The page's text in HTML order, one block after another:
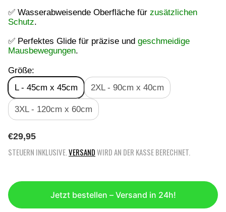
✅ Wasserabweisende Oberfläche für zusätzlichen
Schutz.
✅ Perfektes Glide für präzise und geschmeidige
Mausbewegungen.
Größe:
L - 45cm x 45cm
2XL - 90cm x 40cm
3XL - 120cm x 60cm
R
G
Ä
R
€29,95
STEUERN INKLUSIVE. VERSANDWIRD AN DER KASSE BERECHNET.
Jetzt bestellen – Versand in 24h!